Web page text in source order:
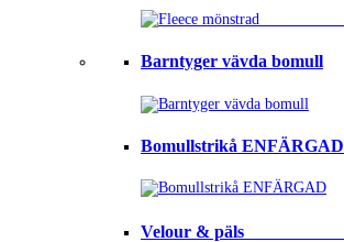
Barntyger vävda bomull
Bomullstrikå ENFÄRGAD
Velour & päls⠀⠀⠀⠀⠀⠀⠀⠀